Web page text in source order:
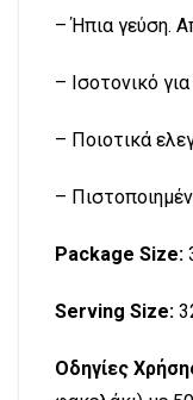
– Ήπια γεύση.
– Ισοτονικό
– Ποιοτικά
–
Package Size:
Serving Size:
Οδηγίες